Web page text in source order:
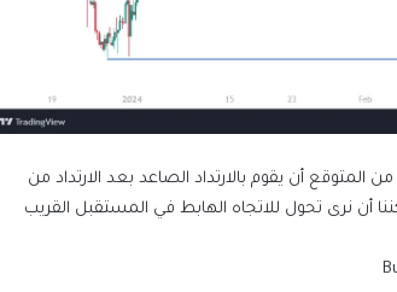
المتوقع أن يقوم بالارتداد الصاعد بعد الارتداد من